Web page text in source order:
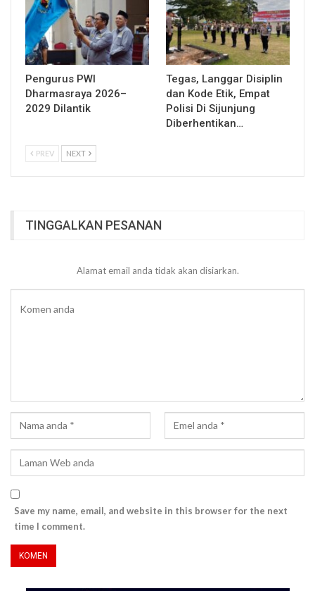
Pengurus PWI
Dharmasraya 2026–
2029 Dilantik
Tegas, Langgar Disiplin
dan Kode Etik, Empat
Polisi Di Sijunjung
Diberhentikan…
PREV NEXT
TINGGALKAN PESANAN
Alamat email anda tidak akan disiarkan.
Save my name, email, and website in this browser for the next
time I comment.